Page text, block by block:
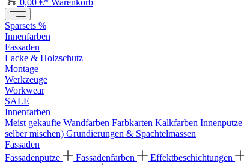
0,00 €* Warenkorb
Sparsets %
Innenfarben
Fassaden
Lacke & Holzschutz
Montage
Werkzeuge
Workwear
SALE
Innenfarben
Meist gekaufte Wandfarben Farbkarten Kalkfarben Innenputze
selber mischen) Grundierungen & Spachtelmassen
Fassaden
Fassadenputze
Fassadenfarben Effektbeschichtungen